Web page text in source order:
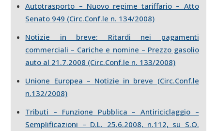
Autotrasporto – Nuovo regime tariffario – Atto
Senato 949 (Circ.Conf.le n. 134/2008)
Notizie in breve: Ritardi nei pagamenti
commerciali – Cariche e nomine – Prezzo gasolio
auto al 21.7.2008 (Circ.Conf.le n. 133/2008)
Unione Europea – Notizie in breve (Circ.Conf.le
n.132/2008)
Tributi – Funzione Pubblica – Antiriciclaggio –
Semplificazioni – D.L. 25.6.2008, n.112, su S.O.